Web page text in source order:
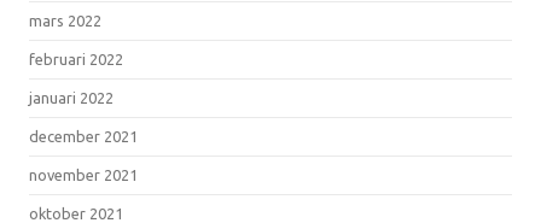
mars 2022
februari 2022
januari 2022
december 2021
november 2021
oktober 2021